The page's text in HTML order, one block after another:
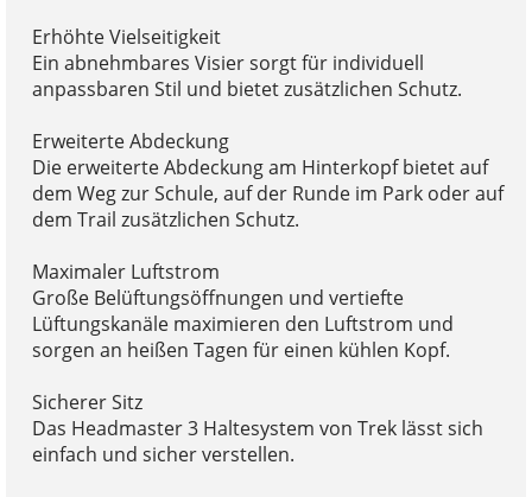
Erhöhte Vielseitigkeit
Ein abnehmbares Visier sorgt für individuell
anpassbaren Stil und bietet zusätzlichen Schutz.
Erweiterte Abdeckung
Die erweiterte Abdeckung am Hinterkopf bietet auf
dem Weg zur Schule, auf der Runde im Park oder auf
dem Trail zusätzlichen Schutz.
Maximaler Luftstrom
Große Belüftungsöffnungen und vertiefte
Lüftungskanäle maximieren den Luftstrom und
sorgen an heißen Tagen für einen kühlen Kopf.
Sicherer Sitz
Das Headmaster 3 Haltesystem von Trek lässt sich
einfach und sicher verstellen.